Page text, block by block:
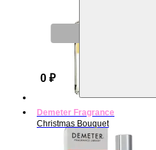
0 ₽
Demeter Fragrance
Christmas Bouquet